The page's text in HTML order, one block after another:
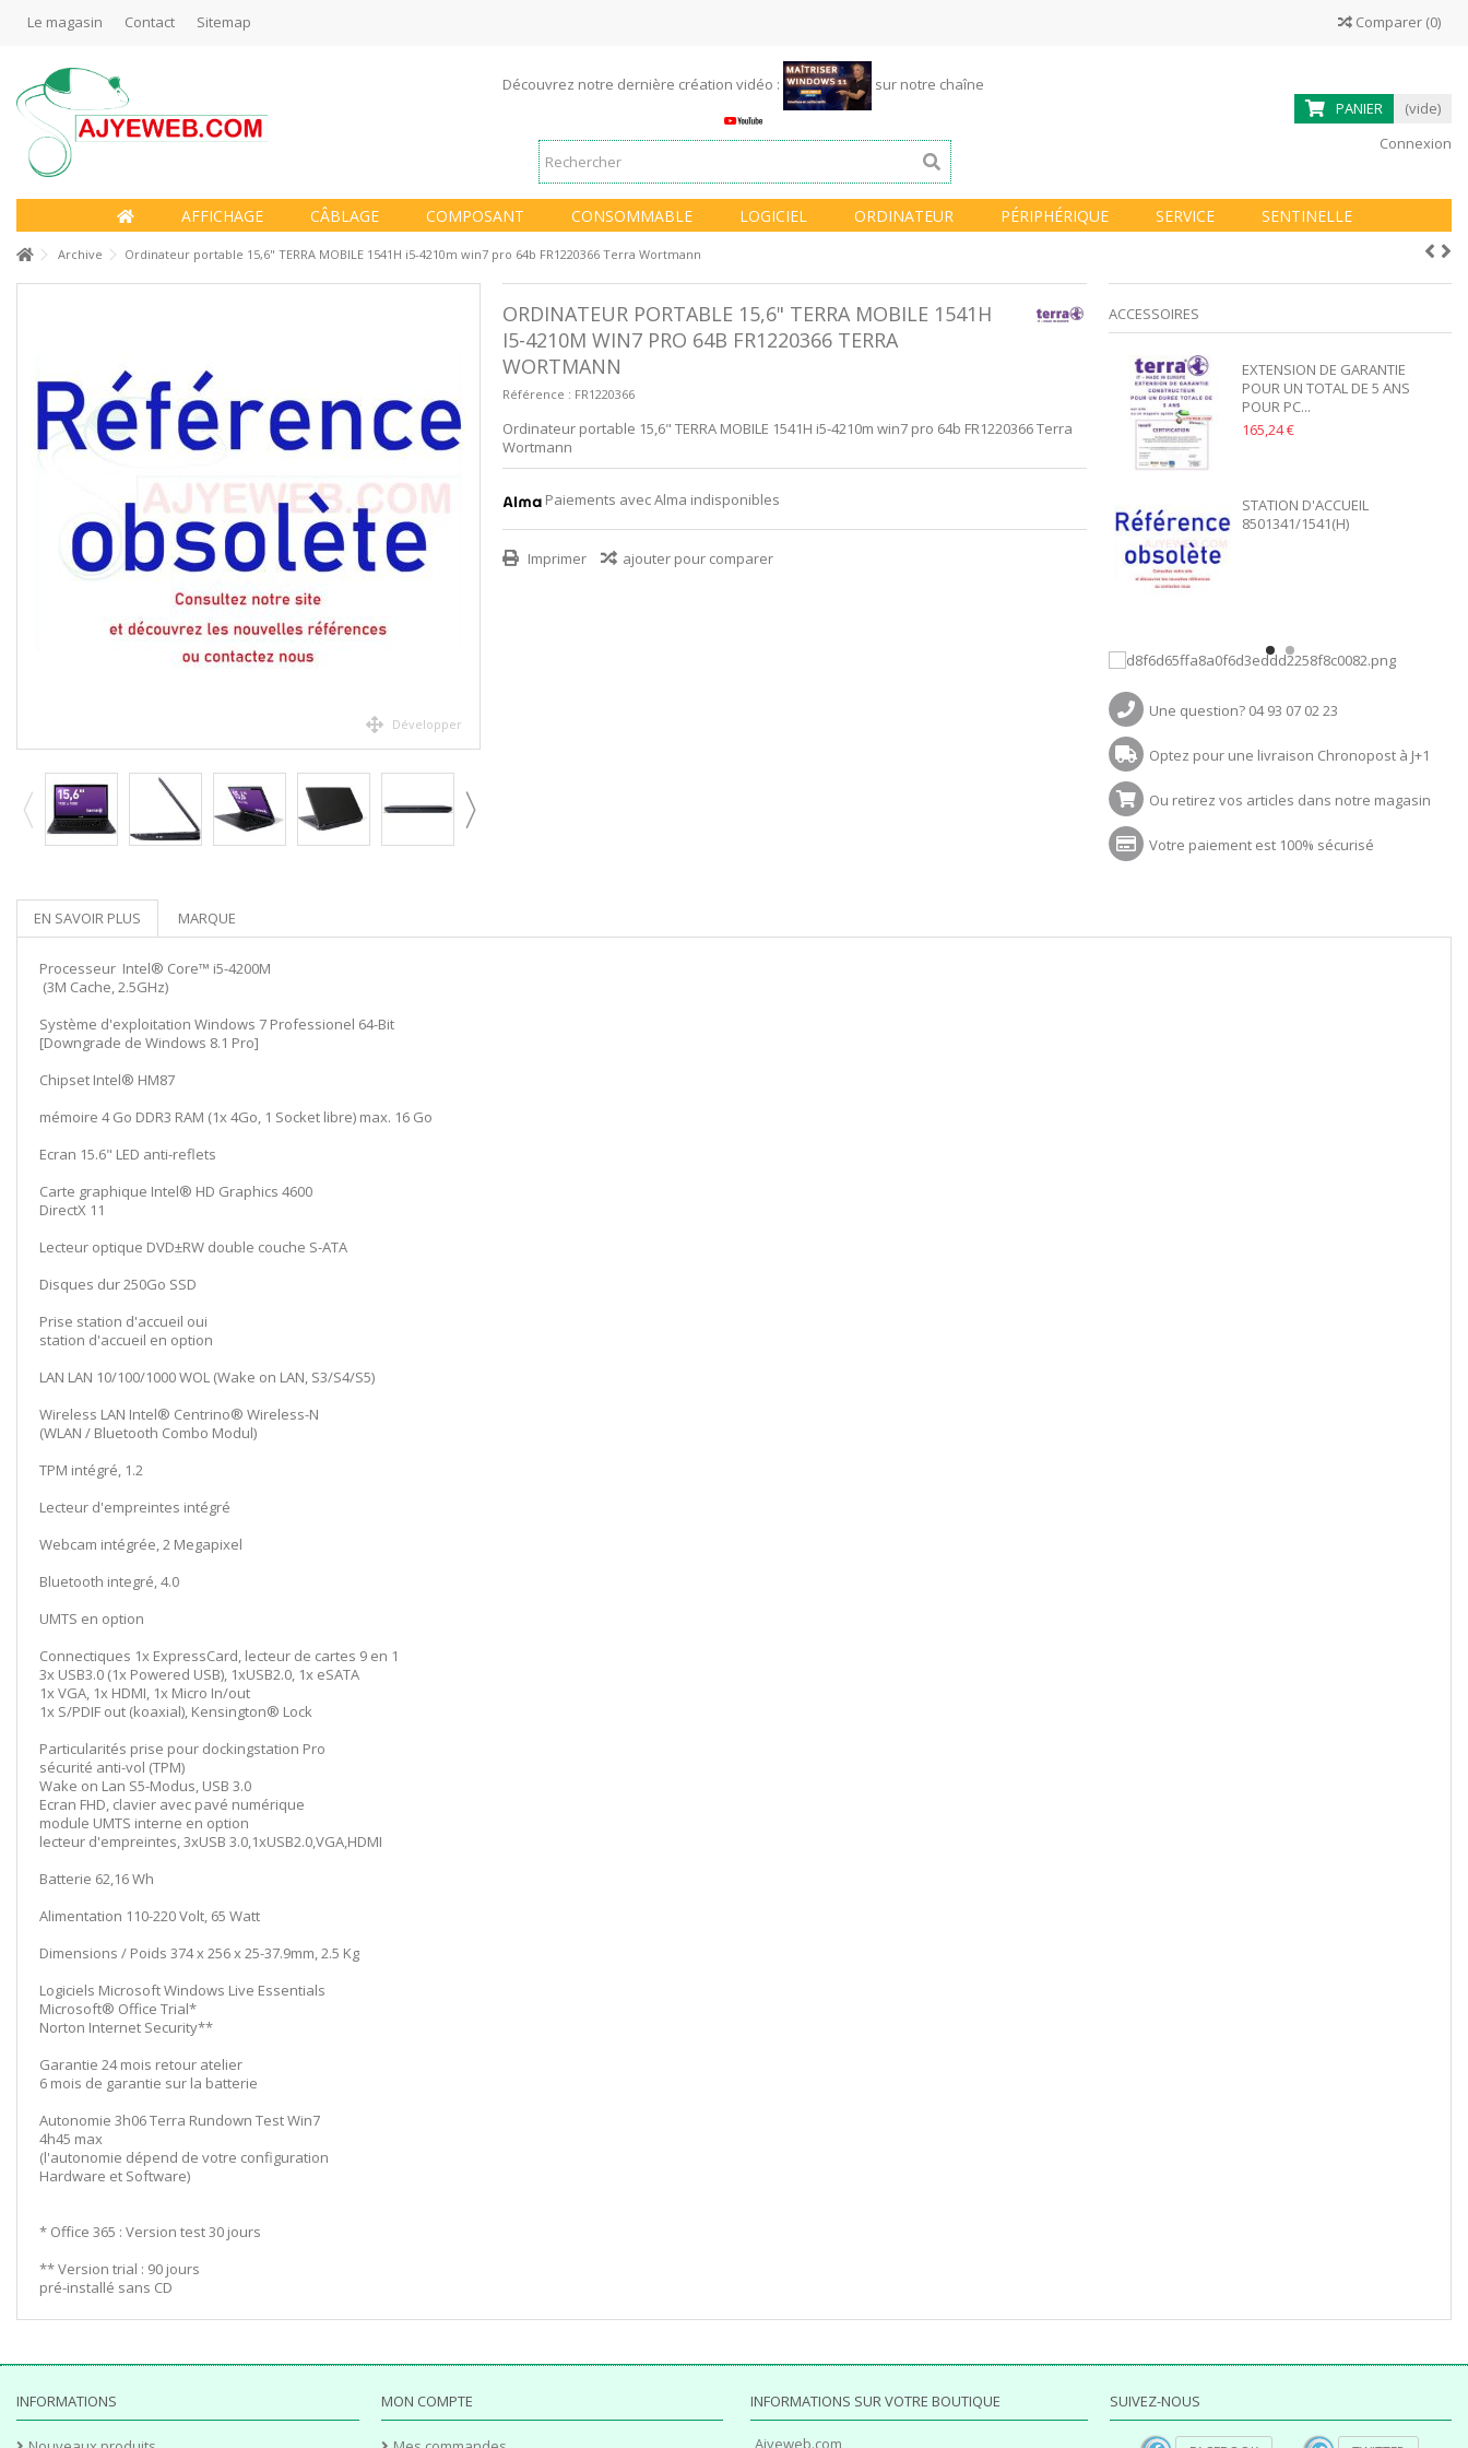
Le magasin Contact Sitemap Comparer (0)
Découvrez notre dernière création vidéo :
sur notre chaîne
PANIER
(vide)
Connexion
AFFICHAGE CÂBLAGE COMPOSANT CONSOMMABLE LOGICIEL ORDINATEUR PÉRIPHÉRIQUE SERVICE SENTINELLE
Archive Ordinateur portable 15,6" TERRA MOBILE 1541H i5-4210m win7 pro 64b FR1220366 Terra Wortmann
Développer
ORDINATEUR PORTABLE 15,6" TERRA MOBILE 1541H
I5-4210M WIN7 PRO 64B FR1220366 TERRA
WORTMANN
Référence : FR1220366
Ordinateur portable 15,6" TERRA MOBILE 1541H i5-4210m win7 pro 64b FR1220366 Terra
Wortmann
Paiements avec Alma indisponibles
Imprimer ajouter pour comparer
ACCESSOIRES
EXTENSION DE GARANTIE
POUR UN TOTAL DE 5 ANS
POUR PC...
165,24 €
STATION D'ACCUEIL
8501341/1541(H)
Une question? 04 93 07 02 23
Optez pour une livraison Chronopost à J+1
Ou retirez vos articles dans notre magasin
Votre paiement est 100% sécurisé
EN SAVOIR PLUS MARQUE
Processeur Intel® Core™ i5-4200M
(3M Cache, 2.5GHz)
Système d'exploitation Windows 7 Professionel 64-Bit
[Downgrade de Windows 8.1 Pro]
Chipset Intel® HM87
mémoire 4 Go DDR3 RAM (1x 4Go, 1 Socket libre) max. 16 Go
Ecran 15.6" LED anti-reflets
Carte graphique Intel® HD Graphics 4600
DirectX 11
Lecteur optique DVD±RW double couche S-ATA
Disques dur 250Go SSD
Prise station d'accueil oui
station d'accueil en option
LAN LAN 10/100/1000 WOL (Wake on LAN, S3/S4/S5)
Wireless LAN Intel® Centrino® Wireless-N
(WLAN / Bluetooth Combo Modul)
TPM intégré, 1.2
Lecteur d'empreintes intégré
Webcam intégrée, 2 Megapixel
Bluetooth integré, 4.0
UMTS en option
Connectiques 1x ExpressCard, lecteur de cartes 9 en 1
3x USB3.0 (1x Powered USB), 1xUSB2.0, 1x eSATA
1x VGA, 1x HDMI, 1x Micro In/out
1x S/PDIF out (koaxial), Kensington® Lock
Particularités prise pour dockingstation Pro
sécurité anti-vol (TPM)
Wake on Lan S5-Modus, USB 3.0
Ecran FHD, clavier avec pavé numérique
module UMTS interne en option
lecteur d'empreintes, 3xUSB 3.0,1xUSB2.0,VGA,HDMI
Batterie 62,16 Wh
Alimentation 110-220 Volt, 65 Watt
Dimensions / Poids 374 x 256 x 25-37.9mm, 2.5 Kg
Logiciels Microsoft Windows Live Essentials
Microsoft® Office Trial*
Norton Internet Security**
Garantie 24 mois retour atelier
6 mois de garantie sur la batterie
Autonomie 3h06 Terra Rundown Test Win7
4h45 max
(l'autonomie dépend de votre configuration
Hardware et Software)
* Office 365 : Version test 30 jours
** Version trial : 90 jours
pré-installé sans CD
INFORMATIONS MON COMPTE INFORMATIONS SUR VOTRE BOUTIQUE
Ajyeweb.com
SUIVEZ-NOUS